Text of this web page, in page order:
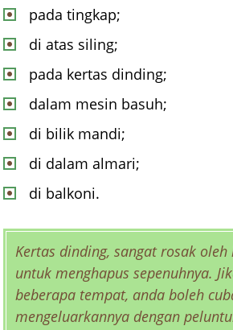
pada tingkap;
di atas siling;
pada kertas dinding;
dalam mesin basuh;
di bilik mandi;
di dalam almari;
di balkoni.
Kertas dinding, sangat rosak
untuk menghapus sepenuhnya.
beberapa tempat, anda boleh
mengeluarkannya dengan